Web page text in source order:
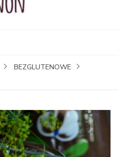
BEZGLUTENOWE